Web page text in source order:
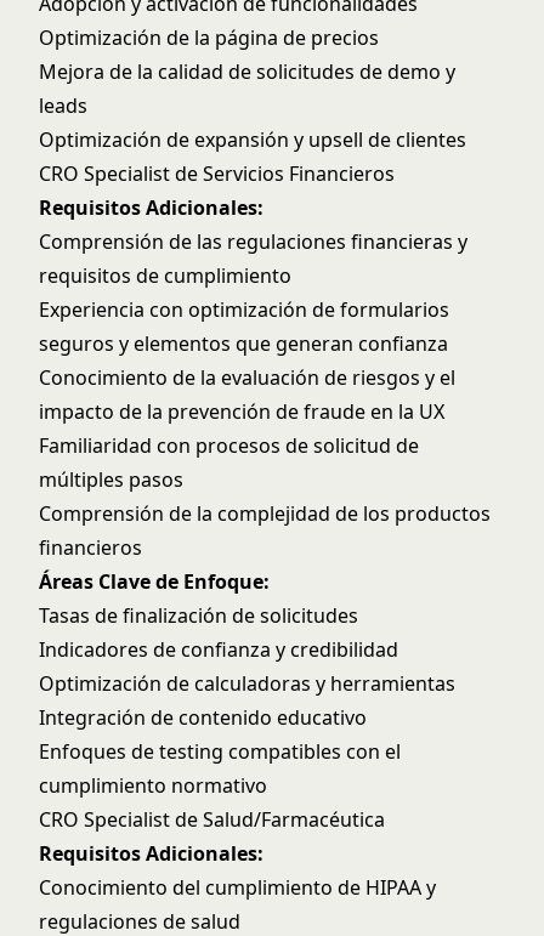
Optimización de la página de precios
Mejora de la calidad de solicitudes de demo y
leads
Optimización de expansión y upsell de clientes
CRO Specialist de Servicios Financieros
Requisitos Adicionales:
Comprensión de las regulaciones financieras y
requisitos de cumplimiento
Experiencia con optimización de formularios
seguros y elementos que generan confianza
Conocimiento de la evaluación de riesgos y el
impacto de la prevención de fraude en la UX
Familiaridad con procesos de solicitud de
múltiples pasos
Comprensión de la complejidad de los productos
financieros
Áreas Clave de Enfoque:
Tasas de finalización de solicitudes
Indicadores de confianza y credibilidad
Optimización de calculadoras y herramientas
Integración de contenido educativo
Enfoques de testing compatibles con el
cumplimiento normativo
CRO Specialist de Salud/Farmacéutica
Requisitos Adicionales:
Conocimiento del cumplimiento de HIPAA y
regulaciones de salud